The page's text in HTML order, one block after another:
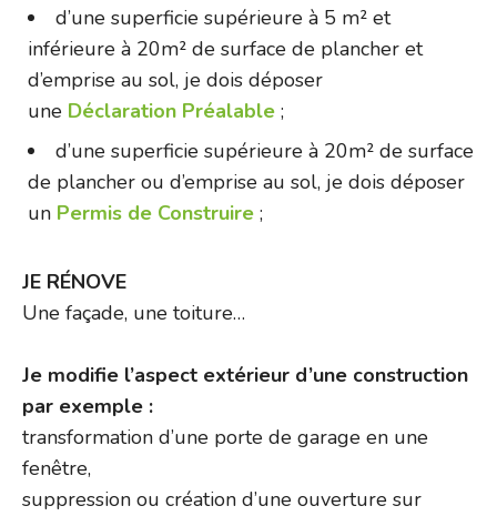
d’une superficie supérieure à 5 m² et
inférieure à 20m² de surface de plancher et
d’emprise au sol, je dois déposer
une Déclaration Préalable ;
d’une superficie supérieure à 20m² de surface
de plancher ou d’emprise au sol, je dois déposer
un Permis de Construire ;
JE RÉNOVE
Une façade, une toiture…
Je modifie l’aspect extérieur d’une construction
par exemple :
transformation d’une porte de garage en une
fenêtre,
suppression ou création d’une ouverture sur